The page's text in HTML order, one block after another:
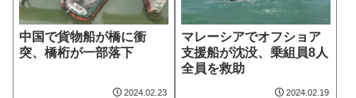
中国で貨物船が橋に衝
突、橋桁が一部落下
2024.02.23
マレーシアでオフショア
支援船が沈没、乗組員8人
全員を救助
2024.02.19